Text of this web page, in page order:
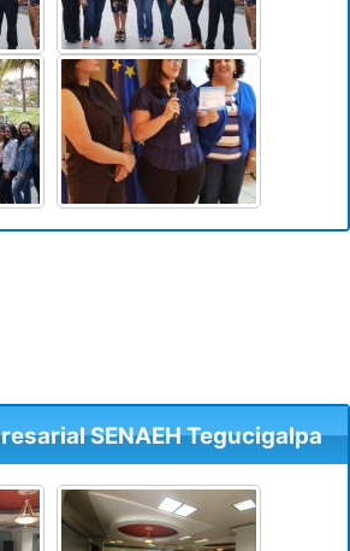
SENAEH Tegucigalpa